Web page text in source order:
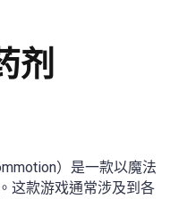
剂
）是一款以魔法
这款游戏通常涉及到各